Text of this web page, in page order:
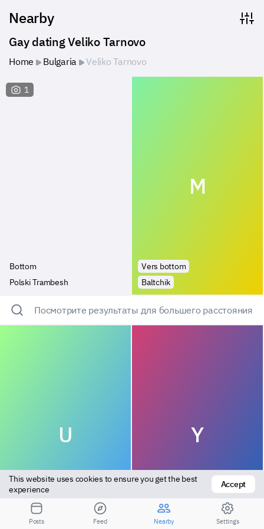
Nearby
Gay dating Veliko Tarnovo
Home Bulgaria Veliko Tarnovo
1
Bottom
Polski Trambesh
M
Vers bottom
Baltchik
Посмотрите результаты для большего расстояния
U
Bottom
Y
This website uses cookies to ensure you get the best
experience
Accept
Posts Feed Nearby Settings